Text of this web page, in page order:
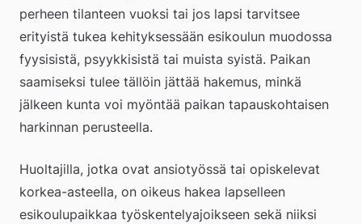
perheen tilanteen vuoksi tai jos lapsi tarvitsee
erityistä tukea kehityksessään esikoulun muodossa
fyysisistä, psyykkisistä tai muista syistä. Paikan
saamiseksi tulee tällöin jättää hakemus, minkä
jälkeen kunta voi myöntää paikan tapauskohtaisen
harkinnan perusteella.
Huoltajilla, jotka ovat ansiotyössä tai opiskelevat
korkea-asteella, on oikeus hakea lapselleen
esikoulupaikkaa työskentelyajoikseen sekä niiksi